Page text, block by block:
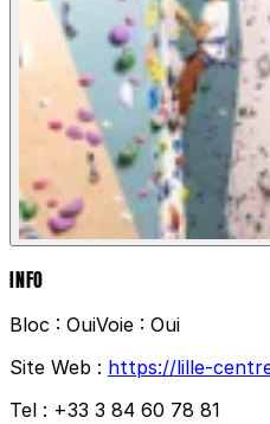
INFO
Bloc : OuiVoie : Oui
Site Web : https://lille-
Tel : +33 3 84 60 78 81